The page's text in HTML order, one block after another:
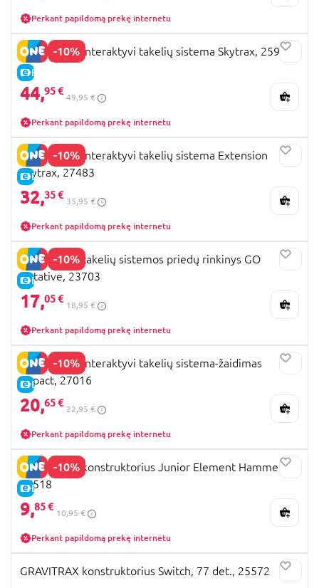
Perkant papildomą prekę internetu
-10%
E-KAINA
GRAVITRAX interaktyvi takelių sistema Skytrax, 25959
44,95 €
49,95 €
Perkant papildomą prekę internetu
-10%
E-KAINA
GRAVITRAX interaktyvi takelių sistema Extension
Skytrax, 27483
32,35 €
35,95 €
Perkant papildomą prekę internetu
-10%
E-KAINA
GRAVITRAX takelių sistemos priedų rinkinys GO
Rotative, 23703
17,05 €
18,95 €
Perkant papildomą prekę internetu
-10%
E-KAINA
GRAVITRAX interaktyvi takelių sistema-žaidimas
Impact, 27016
20,65 €
22,95 €
Perkant papildomą prekę internetu
-10%
E-KAINA
GRAVITRAX konstruktorius Junior Element Hammer,
27518
9,85 €
10,95 €
Perkant papildomą prekę internetu
GRAVITRAX konstruktorius Switch, 77 det., 25572